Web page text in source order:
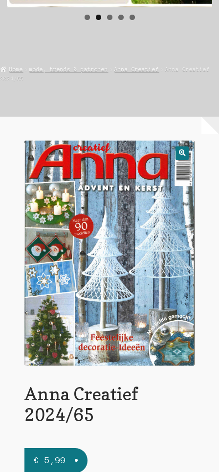
Home mode, trends & patronen Anna Creatief
Anna Creatief
2024/65
🔍
Anna Creatief
2024/65
€ 5,99